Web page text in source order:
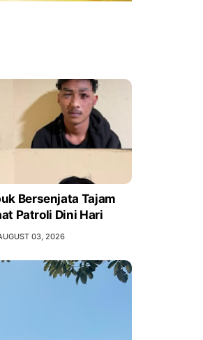
Bersenjata Tajam
Patroli Dini Hari
03, 2026